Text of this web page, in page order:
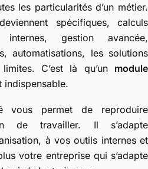
les particularités d’un métier.
spécifiques, calculs
internes, gestion avancée,
automatisations, les solutions
C’est là qu’un module
indispensable.
vous permet de reproduire
de travailler. Il s’adapte
à vos outils internes et
votre entreprise qui s’adapte